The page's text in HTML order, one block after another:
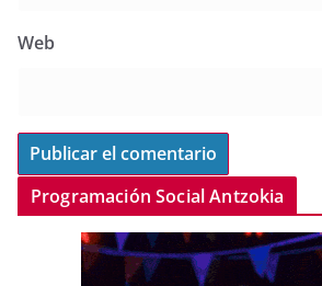
Web
Programación Social Antzokia